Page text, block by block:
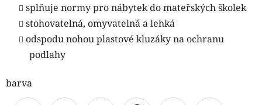
splňuje normy pro nábytek do mateřských školek
stohovatelná, omyvatelná a lehká
odspodu nohou plastové kluzáky na ochranu
podlahy
barva